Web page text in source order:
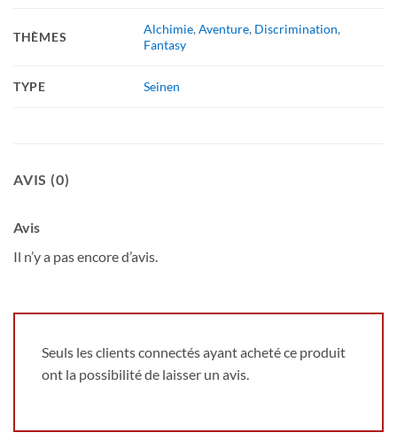
THÈMES
Alchimie,Aventure, Discrimination,
Fantasy
TYPE Seinen
AVIS (0)
Avis
Il n’y a pas encore d’avis.
Seuls les clients connectés ayant acheté ce produit
ont la possibilité de laisser un avis.